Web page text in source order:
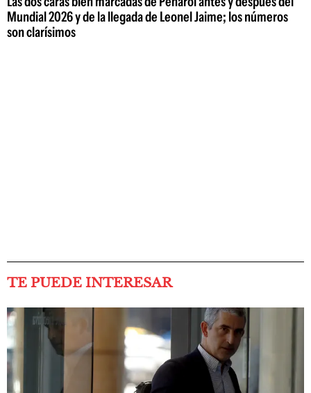
Mundial 2026 y de la llegada de Leonel Jaime; los números
son clarísimos
TE PUEDE INTERESAR